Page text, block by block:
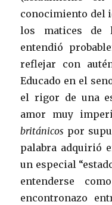
conocimiento del
los matices de
entendió
reflejar con
Educado en el
el rigor de una
amor muy
británicos por
palabra adquirió
un especial
entenderse
encontronazo